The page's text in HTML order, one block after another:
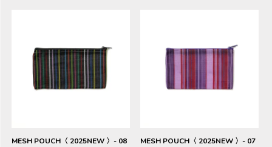
MESH POUCH〈 2025NEW 〉- 08 MESH POUCH〈 2025NEW 〉- 07